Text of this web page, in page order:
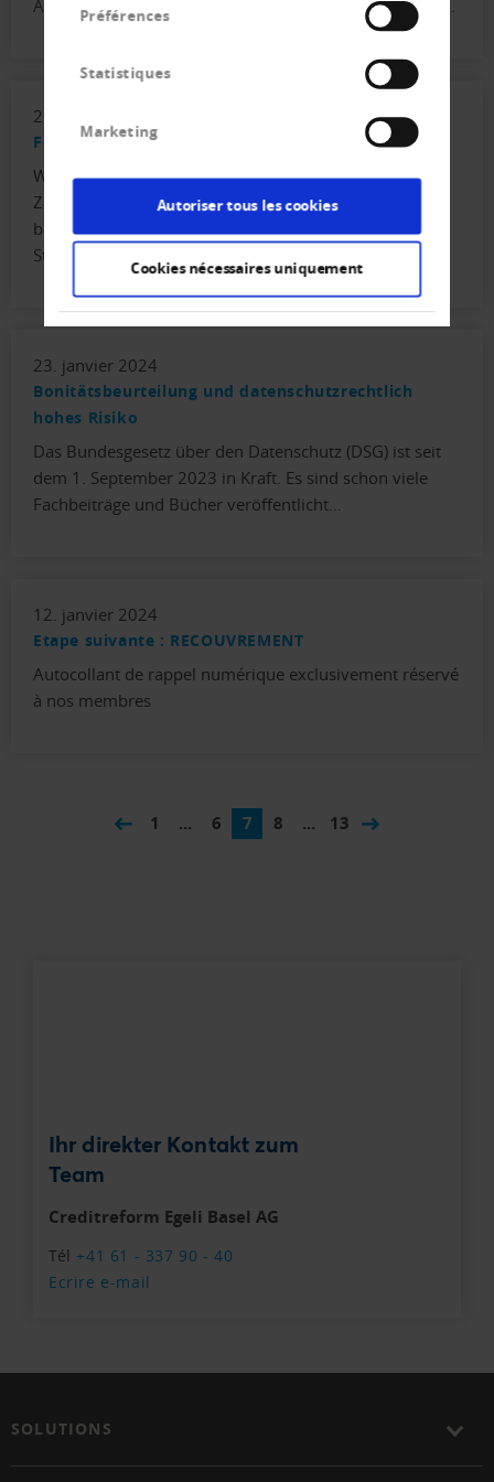
Préférences
Statistiques
Marketing
Autoriser tous les cookies
Cookies nécessaires uniquement
Anbindung des Verzugszinses an die «Marktzinssätze»…
20. février 2024
Fokus KMU – Bericht zu Debitorenmanagement
Was machen bei unbezahlten Rechnungen? Wie
Zahlungsfristen verkürzen? Im Magazin Fokus KMU
berichten Betroffene und Raoul Egeli beantwortet im
Studio…
23. janvier 2024
Bonitätsbeurteilung und datenschutzrechtlich
hohes Risiko
Das Bundesgesetz über den Datenschutz (DSG) ist seit
dem 1. September 2023 in Kraft. Es sind schon viele
Fachbeiträge und Bücher veröffentlicht…
12. janvier 2024
Etape suivante : RECOUVREMENT
Autocollant de rappel numérique exclusivement réservé
à nos membres
1 ... 6 7 8 ... 13
Ihr direkter Kontakt zum
Team
Creditreform Egeli Basel AG
Tél +41 61 - 337 90 - 40
Ecrire e-mail
SOLUTIONS